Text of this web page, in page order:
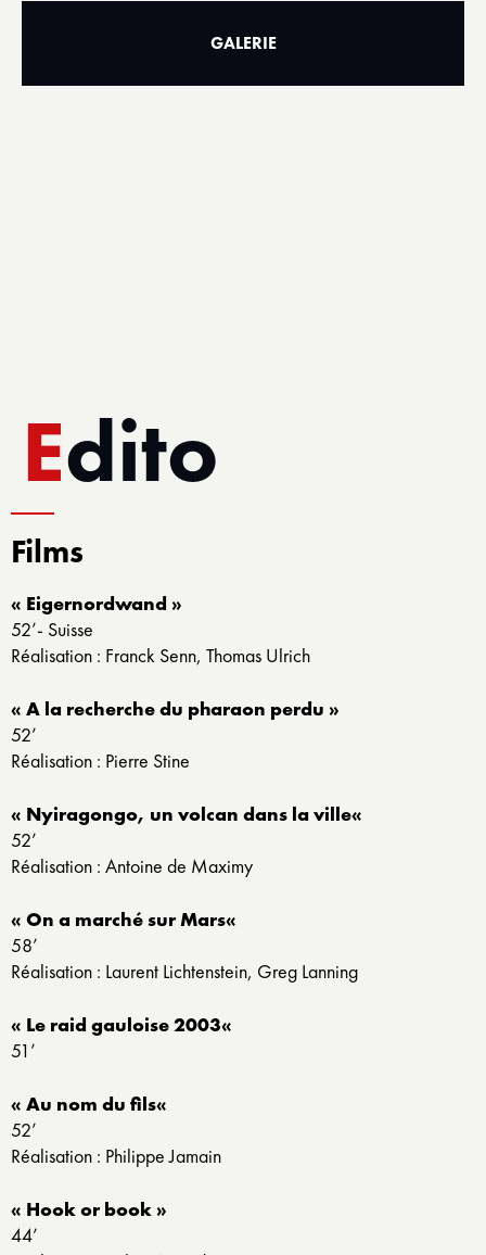
GALERIE
Edito
Films
« Eigernordwand »
52’- Suisse
Réalisation : Franck Senn, Thomas Ulrich
« A la recherche du pharaon perdu »
52’
Réalisation : Pierre Stine
« Nyiragongo, un volcan dans la ville«
52’
Réalisation : Antoine de Maximy
« On a marché sur Mars«
58’
Réalisation : Laurent Lichtenstein, Greg Lanning
« Le raid gauloise 2003«
51’
« Au nom du fils«
52’
Réalisation : Philippe Jamain
« Hook or book »
44’